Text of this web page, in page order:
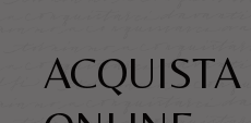
ACQUISTA